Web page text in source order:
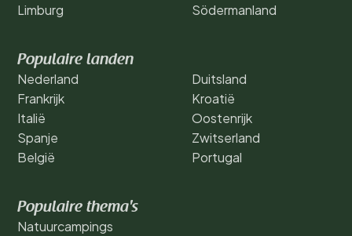
Limburg
Södermanland
Populaire landen
Nederland
Frankrijk
Italië
Spanje
België
Duitsland
Kroatië
Oostenrijk
Zwitserland
Portugal
Populaire thema's
Natuurcampings